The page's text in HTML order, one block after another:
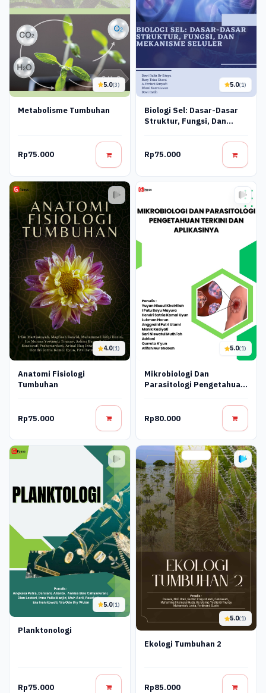
5.0(3)
Metabolisme Tumbuhan
Rp75.000
5.0(1)
Biologi Sel: Dasar-Dasar
Struktur, Fungsi, Dan
Rp75.000
4.0(1)
Anatomi Fisiologi
Tumbuhan
Rp75.000
5.0(1)
Mikrobiologi Dan
Parasitologi Pengetahuan
Rp80.000
5.0(1)
Planktonologi
Rp75.000
5.0(1)
Ekologi Tumbuhan 2
Rp85.000